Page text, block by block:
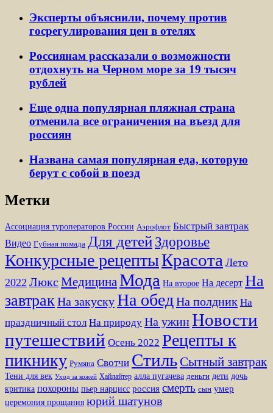
Эксперты объяснили, почему против
госрегулирования цен в отелях
Россиянам рассказали о возможности
отдохнуть на Черном море за 19 тысяч
рублей
Еще одна популярная пляжная страна
отменила все ограничения на въезд для
россиян
Названа самая популярная еда, которую
берут с собой в поезд
Метки
Ассоциация туроператоров России Аэрофлот Быстрый завтрак
Видео Губная помада Для детейЗдоровье
Конкурсные рецептыКрасота Лето
2022 Люкс МедицинаМода На второе На десерт На
завтракНа закускуНа обедНа полдник На
праздничный стол На природу На ужинНовости
путешествий Осень 2022 Рецепты к
пикнику Румяна Свотчи СтильСытный завтрак
Тени для век Уход за кожей Хайлайтер алла пугачева деньги дети дочь
критика похороны пьер нарцисс россия смерть сын умер
церемония прощания юрий шатунов